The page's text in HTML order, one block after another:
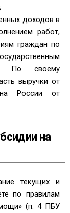
доходов в
работ,
граждан по
По своему
выручки от
России от
на
текущих и
по правилам
(п. 4 ПБУ